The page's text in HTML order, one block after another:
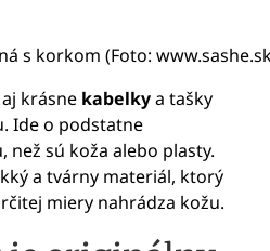
s korkom (Foto:
krásne kabelkya tašky
Ide o podstatne
sú koža alebo plasty.
a tvárny materiál, ktorý
miery nahrádza kožu.